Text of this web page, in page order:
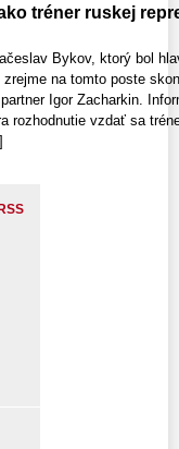
tréner ruskej
Bykov, ktorý bol
zrejme na tomto poste
Igor Zacharkin.
rozhodnutie vzdať sa
RSS